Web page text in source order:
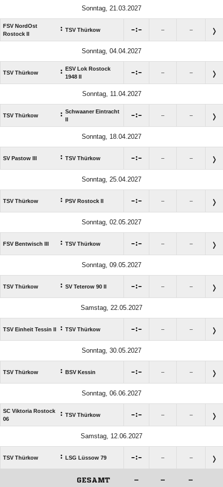
Sonntag, 21.03.2027
FSV NordOst
Rostock II
: TSV Thürkow : – –
Sonntag, 04.04.2027
TSV Thürkow :
ESV Lok Rostock
1948 II
: – –
Sonntag, 11.04.2027
TSV Thürkow : Schwaaner Eintracht
: – –
Sonntag, 18.04.2027
SV Pastow III : TSV Thürkow : – –
Sonntag, 25.04.2027
TSV Thürkow : PSV Rostock II : – –
Sonntag, 02.05.2027
FSV Bentwisch III : TSV Thürkow : – –
Sonntag, 09.05.2027
TSV Thürkow : SV Teterow 90 II : – –
Samstag, 22.05.2027
TSV Einheit Tessin II : TSV Thürkow : – –
Sonntag, 30.05.2027
TSV Thürkow : BSV Kessin : – –
Sonntag, 06.06.2027
SC Viktoria Rostock
06
: TSV Thürkow : – –
Samstag, 12.06.2027
TSV Thürkow : LSG Lüssow 79 : – –
GESAMT – – –